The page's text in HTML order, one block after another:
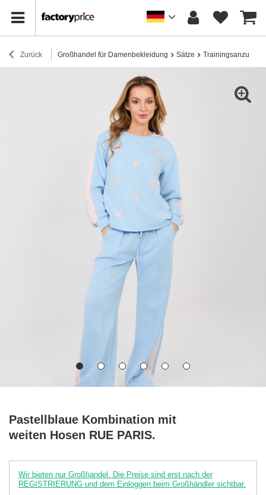
Zurück Großhandel für Damenbekleidung Sätze Trainingsanzug-
Pastellblaue Kombination mit
weiten Hosen RUE PARIS.
Wir bieten nur Großhandel. Die Preise sind erst nach der
REGISTRIERUNG und dem Einloggen beim Großhändler sichtbar.